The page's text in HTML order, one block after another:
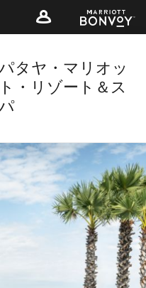
タヤ・マリオッ
ト・リゾート＆ス